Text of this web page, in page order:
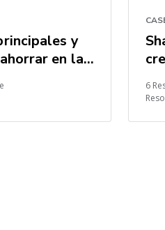
y
en las
6